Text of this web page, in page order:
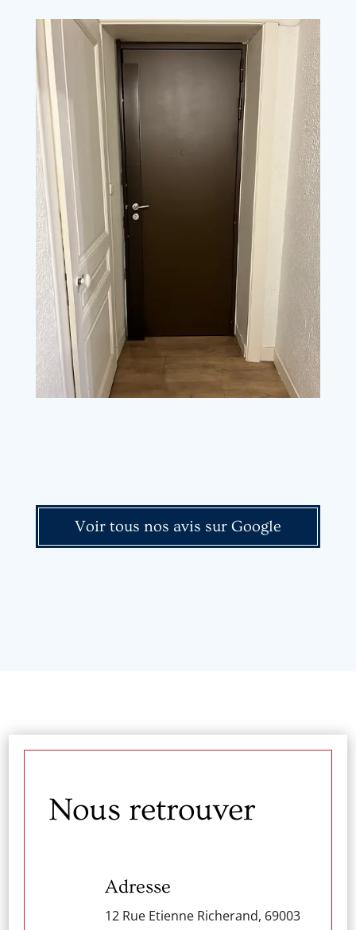
Voir tous nos avis sur Google
Nous retrouver
Adresse
12 Rue Etienne Richerand, 69003